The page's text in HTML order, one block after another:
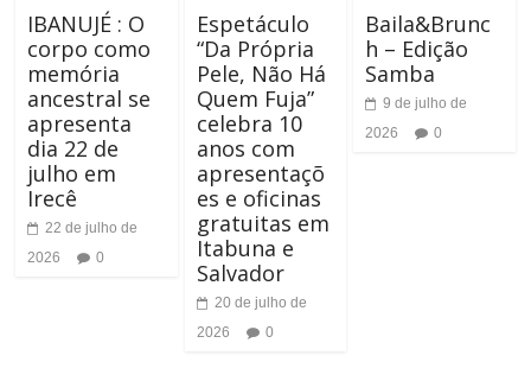
C
m
IBANUJÉ : O
corpo como
memória
ancestral se
apresenta
dia 22 de
julho em
Irecê
22 de julho de
2026
0
Espetáculo
“Da Própria
Pele, Não Há
Quem Fuja”
celebra 10
anos com
apresentaçõ
es e oficinas
gratuitas em
Itabuna e
Salvador
20 de julho de
2026
0
Baila&Brunc
h – Edição
Samba
9 de julho de
2026
0